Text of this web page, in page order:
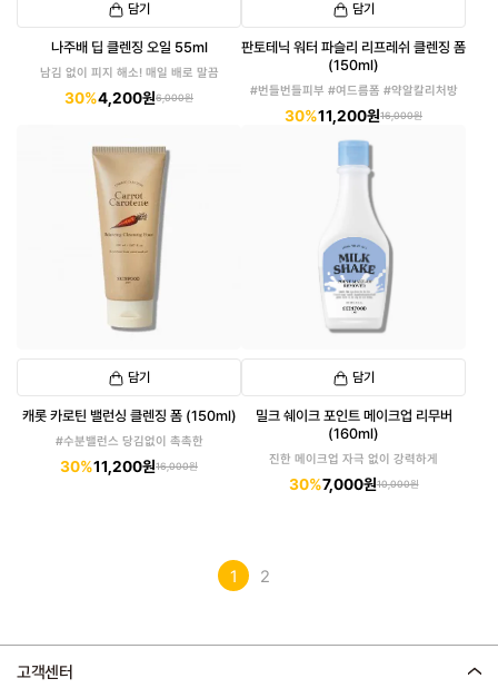
담기
나주배 딥 클렌징 오일 55ml
남김 없이 피지 해소! 매일 배로 말끔
30%4,200원6,000원
담기
판토테닉 워터 파슬리 리프레쉬 클렌징 폼
(150ml)
#번들번들피부 #여드름폼 #약알칼리처방
30%11,200원16,000원
담기
캐롯 카로틴 밸런싱 클렌징 폼 (150ml)
#수분밸런스 당김없이 촉촉한
30%11,200원16,000원
담기
밀크 쉐이크 포인트 메이크업 리무버
(160ml)
진한 메이크업 자극 없이 강력하게
30%7,000원10,000원
1 2
고객센터